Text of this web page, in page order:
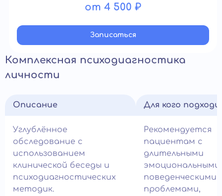
от 4 500 ₽
Записатьcя
Комплексная психодиагностика
личности
Описание
Углублённое
обследование с
использованием
клинической беседы и
психодиагностических
методик.
Для кого
Рекомендуется
пациентам с
длительными
эмоциональными
поведенческими
проблемами,